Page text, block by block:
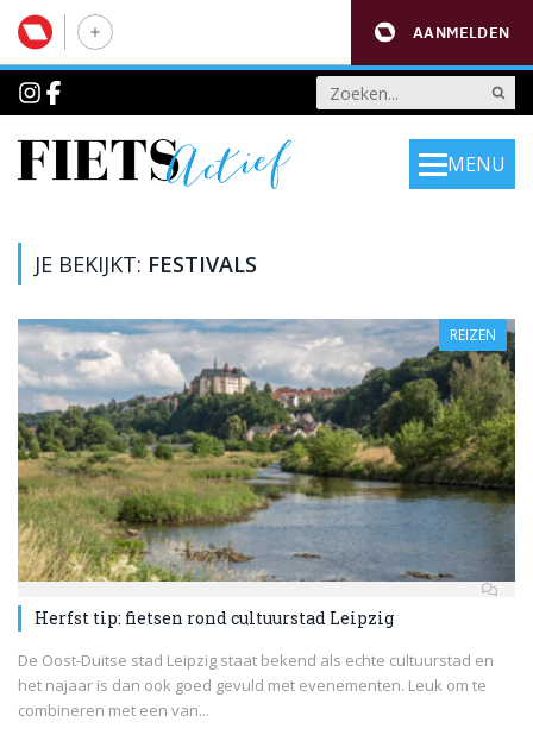
AANMELDEN
MENU
JE BEKIJKT: FESTIVALS
REIZEN
Herfst tip: fietsen rond cultuurstad Leipzig
De Oost-Duitse stad Leipzig staat bekend als echte cultuurstad en
het najaar is dan ook goed gevuld met evenementen. Leuk om te
combineren met een van...